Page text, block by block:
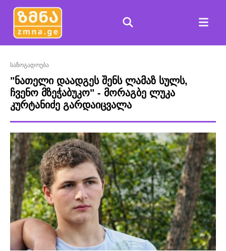
საზოგადოება
"ნათელი დაადგეს შენს ლამაზ სულს,
ჩვენო მზეჭაბუკო" - მორაგბე ლუკა
კურტანიძე გარდაიცვალა